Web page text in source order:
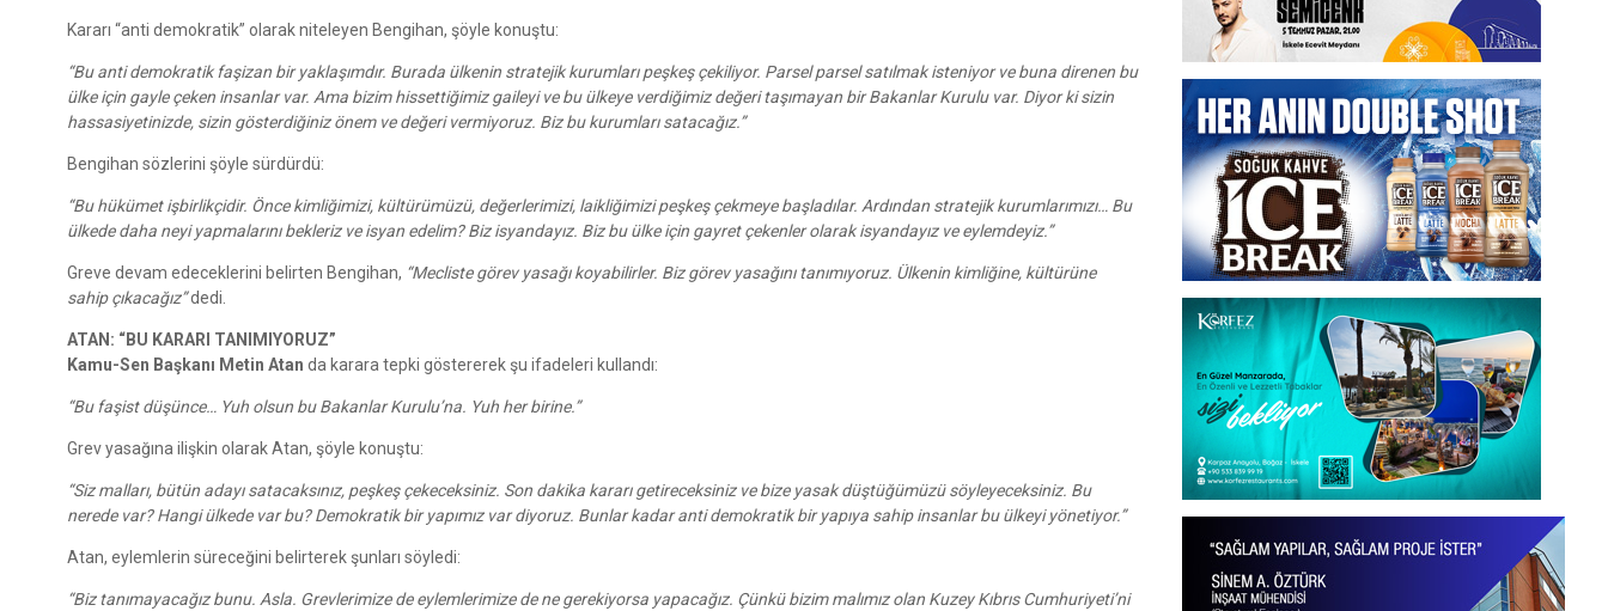
Kararı “anti demokratik” olarak niteleyen Bengihan, şöyle konuştu:
“Bu anti demokratik faşizan bir yaklaşımdır. Burada ülkenin stratejik kurumları peşkeş çekiliyor. Parsel parsel satılmak isteniyor ve buna direnen bu
ülke için gayle çeken insanlar var. Ama bizim hissettiğimiz gaileyi ve bu ülkeye verdiğimiz değeri taşımayan bir Bakanlar Kurulu var. Diyor ki sizin
hassasiyetinizde, sizin gösterdiğiniz önem ve değeri vermiyoruz. Biz bu kurumları satacağız.”
Bengihan sözlerini şöyle sürdürdü:
“Bu hükümet işbirlikçidir. Önce kimliğimizi, kültürümüzü, değerlerimizi, laikliğimizi peşkeş çekmeye başladılar. Ardından stratejik kurumlarımızı… Bu
ülkede daha neyi yapmalarını bekleriz ve isyan edelim? Biz isyandayız. Biz bu ülke için gayret çekenler olarak isyandayız ve eylemdeyiz.”
Greve devam edeceklerini belirten Bengihan, “Mecliste görev yasağı koyabilirler. Biz görev yasağını tanımıyoruz. Ülkenin kimliğine, kültürüne
sahip çıkacağız”dedi.
ATAN: “BU KARARI TANIMIYORUZ”
Kamu-Sen Başkanı Metin Atan da karara tepki göstererek şu ifadeleri kullandı:
“Bu faşist düşünce… Yuh olsun bu Bakanlar Kurulu’na. Yuh her birine.”
Grev yasağına ilişkin olarak Atan, şöyle konuştu:
“Siz malları, bütün adayı satacaksınız, peşkeş çekeceksiniz. Son dakika kararı getireceksiniz ve bize yasak düştüğümüzü söyleyeceksiniz. Bu
nerede var? Hangi ülkede var bu? Demokratik bir yapımız var diyoruz. Bunlar kadar anti demokratik bir yapıya sahip insanlar bu ülkeyi yönetiyor.”
Atan, eylemlerin süreceğini belirterek şunları söyledi:
“Biz tanımayacağız bunu. Asla. Grevlerimize de eylemlerimize de ne gerekiyorsa yapacağız. Çünkü bizim malımız olan Kuzey Kıbrıs Cumhuriyeti’ni